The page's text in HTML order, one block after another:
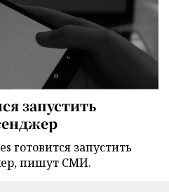
запустить
готовится запустить
пишут СМИ.